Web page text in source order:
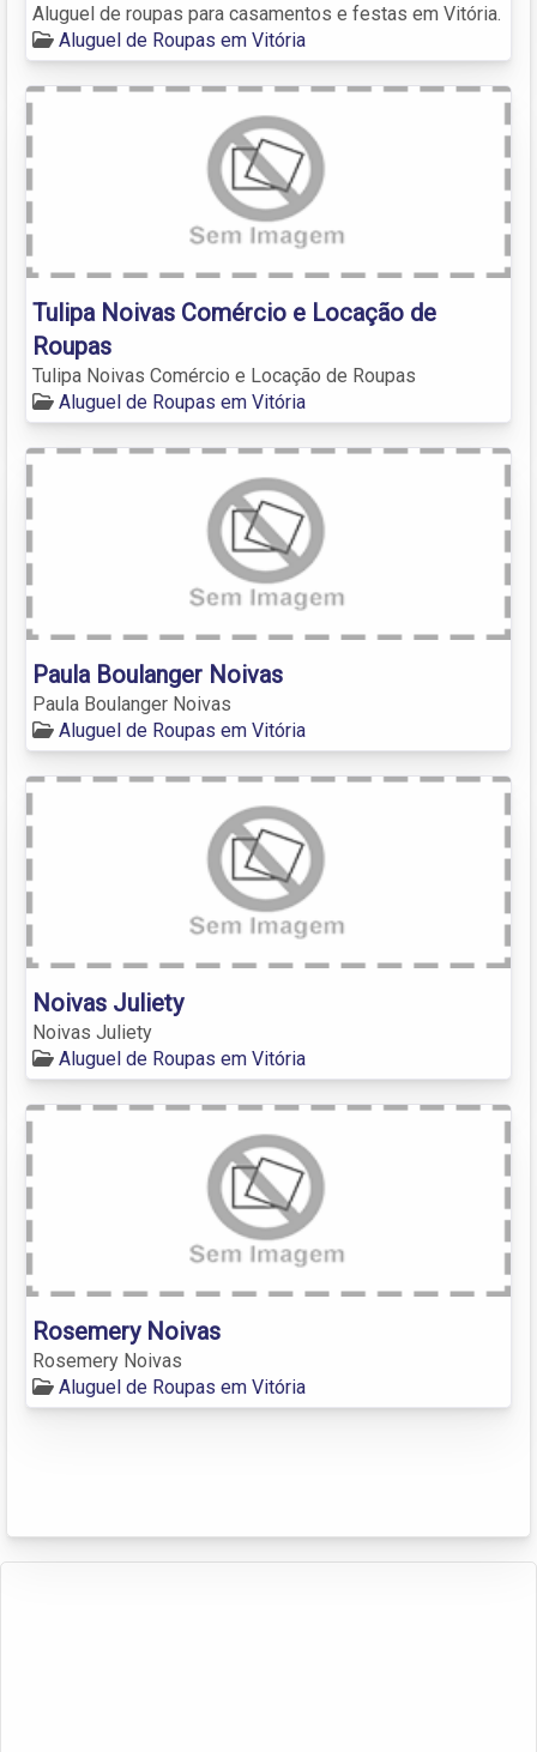
Aluguel de roupas para casamentos e festas em Vitória.
Aluguel de Roupas em Vitória
Tulipa Noivas Comércio e Locação de
Roupas
Tulipa Noivas Comércio e Locação de Roupas
Aluguel de Roupas em Vitória
Paula Boulanger Noivas
Paula Boulanger Noivas
Aluguel de Roupas em Vitória
Noivas Juliety
Noivas Juliety
Aluguel de Roupas em Vitória
Rosemery Noivas
Rosemery Noivas
Aluguel de Roupas em Vitória